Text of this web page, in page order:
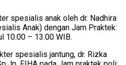
spesialis anak oleh dr. Nadhira
Anak) dengan Jam Praktek:
10.00 – 13.00 WIB.
spesialis jantung, dr. Rizka